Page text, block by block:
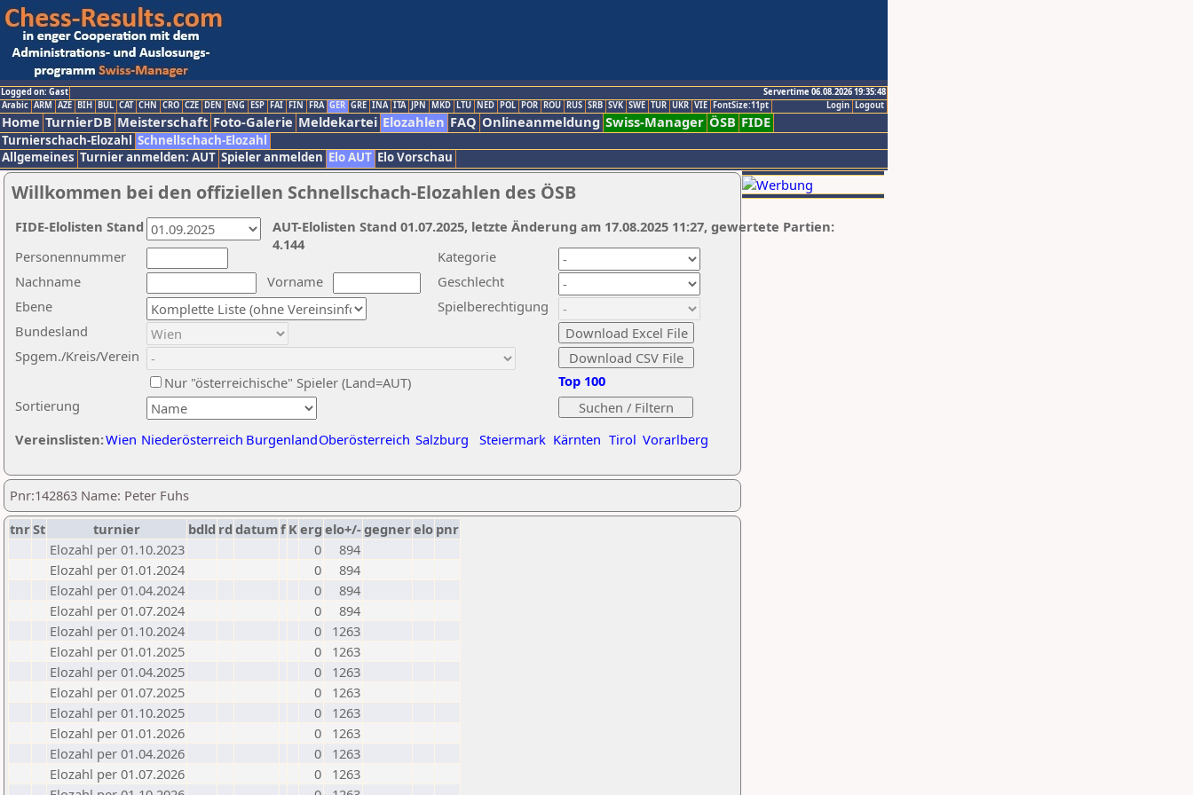
Logged on: Gast
Servertime 06.08.2026 19:35:48
Logout
Login
Arabic ARM AZE BIH BUL CAT CHN CRO CZE DEN ENG ESP FAI FIN FRA GER GRE INA ITA JPN MKD LTU NED POL POR ROU RUS SRB SVK SWE TUR UKR VIE FontSize:11pt
Home TurnierDB Meisterschaft Foto-Galerie Meldekartei Elozahlen FAQ Onlineanmeldung Swiss-Manager ÖSB FIDE
Turnierschach-Elozahl Schnellschach-Elozahl
Allgemeines Turnier anmelden: AUT Spieler anmelden Elo AUT Elo Vorschau
Willkommen bei den offiziellen Schnellschach-Elozahlen des ÖSB
Nachname
Vorname
Ebene
Kategorie
Sortierung
Personennummer
Bundesland
Spgem./Kreis/Verein
Geschlecht
Nur "österreichische" Spieler (Land=AUT)
Spielberechtigung
Vereinslisten:Wien Niederösterreich BurgenlandOberösterreich Salzburg Steiermark Kärnten Tirol Vorarlberg
Top 100
AUT-Elolisten Stand 01.07.2025, letzte Änderung am 17.08.2025 11:27, gewertete Partien:
4.144
FIDE-Elolisten Stand
Pnr:142863 Name: Peter Fuhs
tnrSt turnier bdld rd datumf Kerg elo+/-gegnerelo pnr
Elozahl per 01.10.2023
0
894
Elozahl per 01.01.2024
0
894
Elozahl per 01.04.2024
0
894
Elozahl per 01.07.2024
0
894
Elozahl per 01.10.2024
0
1263
Elozahl per 01.01.2025
0
1263
Elozahl per 01.04.2025
0
1263
Elozahl per 01.07.2025
0
1263
Elozahl per 01.10.2025
0
1263
Elozahl per 01.01.2026
0
1263
Elozahl per 01.04.2026
0
1263
Elozahl per 01.07.2026
0
1263